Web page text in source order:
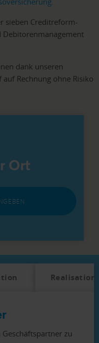
sieben Creditreform-
Debitorenmanagement
dank unseren
auf Rechnung ohne Risiko
Ort
Realisation
zu